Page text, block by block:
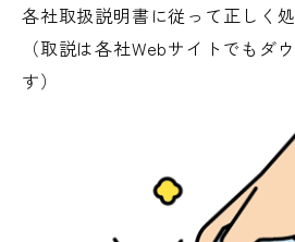
各社取扱説明書に従って正しく
（取説は各社Webサイトでもダ
す）